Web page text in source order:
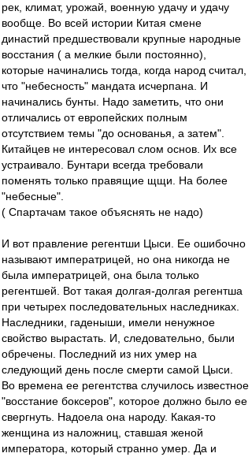
рек, климат, урожай, военную удачу и удачу
вообще. Во всей истории Китая смене
династий предшествовали крупные народные
восстания ( а мелкие были постоянно),
которые начинались тогда, когда народ считал,
что "небесность" мандата исчерпана. И
начинались бунты. Надо заметить, что они
отличались от европейских полным
отсутствием темы "до основанья, а затем".
Китайцев не интересовал слом основ. Их все
устраивало. Бунтари всегда требовали
поменять только правящие щщи. На более
"небесные".
( Спартачам такое объяснять не надо)
И вот правление регентши Цыси. Ее ошибочно
называют императрицей, но она никогда не
была императрицей, она была только
регентшей. Вот такая долгая-долгая регентша
при четырех последовательных наследниках.
Наследники, гаденыши, имели ненужное
свойство вырастать. И, следовательно, были
обречены. Последний из них умер на
следующий день после смерти самой Цыси.
Во времена ее регентства случилось известное
"восстание боксеров", которое должно было ее
свергнуть. Надоела она народу. Какая-то
женщина из наложниц, ставшая женой
императора, который странно умер. Да и